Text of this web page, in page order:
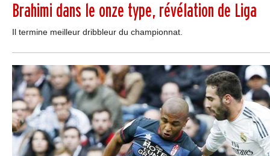
Brahimi dans le onze type, révélation de Liga
Il termine meilleur dribbleur du championnat.